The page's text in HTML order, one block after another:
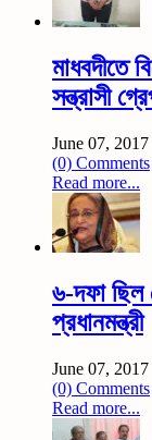
মাধবদীতে
সন্ত্রাসী
June 07, 2017
(0) Comments
Read more...
৬-দফা ছিল
প্রধানমন্ত্রী
June 07, 2017
(0) Comments
Read more...